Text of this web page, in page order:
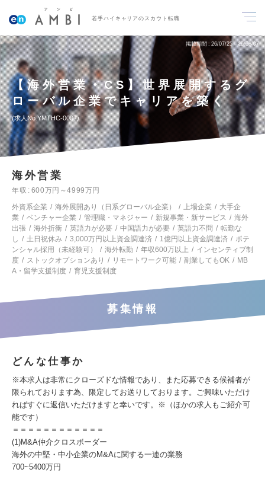
若手ハイキャリアのスカウト転職
掲載期間 26/07/25～26/08/07
【海外営業・CS】世界展開するグ
ローバル企業でキャリアを築く
求人No.YMTHC-0007
海外営業
年収
600万円～4999万円
外資系企業
海外展開あり（日系グローバル企業） 上場企業
大手企
業
ベンチャー企業 管理職・マネジャー 新規事業・新サービス
海外
出張
海外折衝 英語力が必要 中国語力が必要 英語力不問
転勤な
し
土日祝休み 3,000万円以上資金調達済 1億円以上資金調達済
ポテ
ンシャル採用（未経験可）
海外転勤 年収600万以上
インセンティブ制
度
ストックオプションあり リモートワーク可能 副業してもOK
MB
A・留学支援制度
育児支援制度
募集情報
どんな仕事か
※本求人は非常にクローズドな情報であり、また応募できる候補者が
限られております為、限定してお送りしております。ご興味いただけ
ればすぐに返信いただけますと幸いです。※（ほかの求人もご紹介可
能です）
＝＝＝＝＝＝＝＝＝＝＝＝
(1)M&A仲介クロスボーダー
海外の中堅・中小企業のM&Aに関する一連の業務
700~5400万円